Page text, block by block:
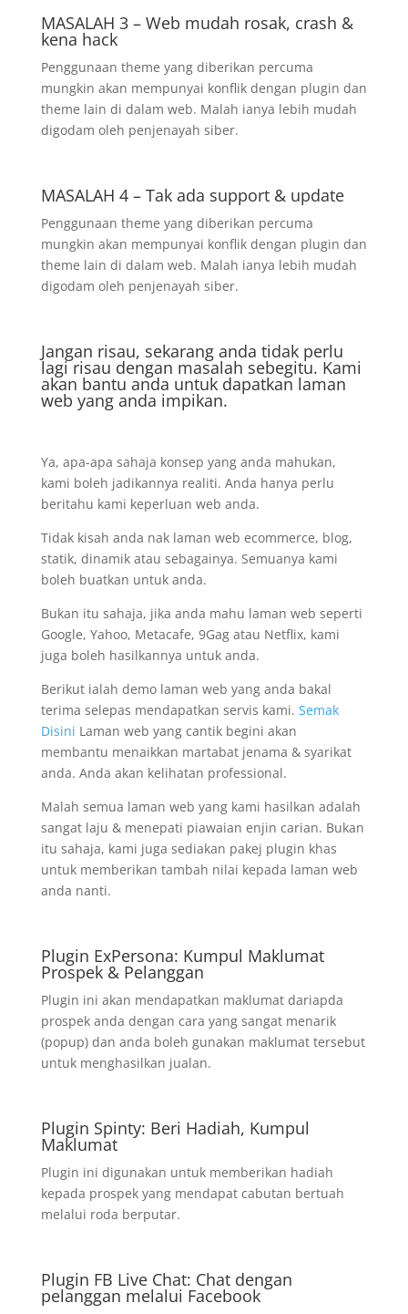
MASALAH 3 – Web mudah rosak, crash &
kena hack
Penggunaan theme yang diberikan percuma
mungkin akan mempunyai konflik dengan plugin dan
theme lain di dalam web. Malah ianya lebih mudah
digodam oleh penjenayah siber.
MASALAH 4 – Tak ada support & update
Penggunaan theme yang diberikan percuma
mungkin akan mempunyai konflik dengan plugin dan
theme lain di dalam web. Malah ianya lebih mudah
digodam oleh penjenayah siber.
Jangan risau, sekarang anda tidak perlu
lagi risau dengan masalah sebegitu. Kami
akan bantu anda untuk dapatkan laman
web yang anda impikan.
Ya, apa-apa sahaja konsep yang anda mahukan,
kami boleh jadikannya realiti. Anda hanya perlu
beritahu kami keperluan web anda.
Tidak kisah anda nak laman web ecommerce, blog,
statik, dinamik atau sebagainya. Semuanya kami
boleh buatkan untuk anda.
Bukan itu sahaja, jika anda mahu laman web seperti
Google, Yahoo, Metacafe, 9Gag atau Netflix, kami
juga boleh hasilkannya untuk anda.
Berikut ialah demo laman web yang anda bakal
terima selepas mendapatkan servis kami. Semak
Disini Laman web yang cantik begini akan
membantu menaikkan martabat jenama & syarikat
anda. Anda akan kelihatan professional.
Malah semua laman web yang kami hasilkan adalah
sangat laju & menepati piawaian enjin carian. Bukan
itu sahaja, kami juga sediakan pakej plugin khas
untuk memberikan tambah nilai kepada laman web
anda nanti.
Plugin ExPersona: Kumpul Maklumat
Prospek & Pelanggan
Plugin ini akan mendapatkan maklumat dariapda
prospek anda dengan cara yang sangat menarik
(popup) dan anda boleh gunakan maklumat tersebut
untuk menghasilkan jualan.
Plugin Spinty: Beri Hadiah, Kumpul
Maklumat
Plugin ini digunakan untuk memberikan hadiah
kepada prospek yang mendapat cabutan bertuah
melalui roda berputar.
Plugin FB Live Chat: Chat dengan
pelanggan melalui Facebook